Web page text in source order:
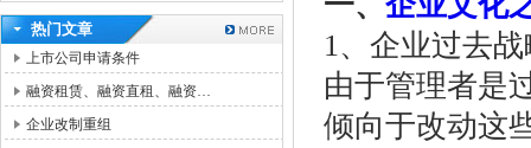
热门文章
上市公司申请条件
融资租赁、融资直租、融资…
企业改制重组
1、企业过去
由于管理者是
倾向于改动这